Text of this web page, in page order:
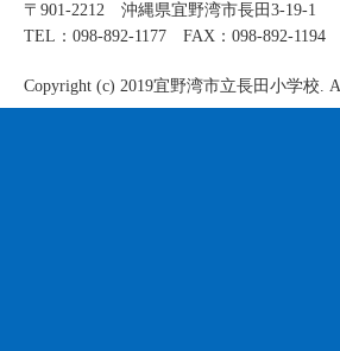
〒901-2212 沖縄県宜野湾市長田3-19-1
TEL：098-892-1177 FAX：098-892-1194
Copyright (c) 2019宜野湾市立長田小学校.